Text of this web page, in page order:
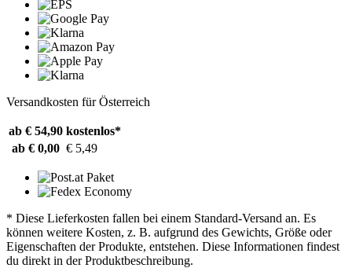
Versandkosten für Österreich
ab € 54,90 kostenlos*
ab € 0,00 € 5,49
* Diese Lieferkosten fallen bei einem Standard-Versand an. Es
können weitere Kosten, z. B. aufgrund des Gewichts, Größe oder
Eigenschaften der Produkte, entstehen. Diese Informationen findest
du direkt in der Produktbeschreibung.